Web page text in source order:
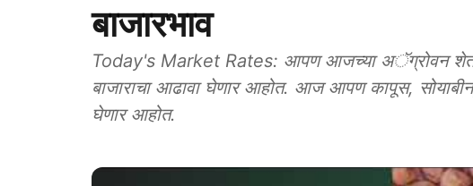
बाजारभाव
Today's Market Rates: आपण आजच्या अॅग्रोवन
बाजाराचा आढावा घेणार आहोत. आज आपण कापूस,
घेणार आहोत.